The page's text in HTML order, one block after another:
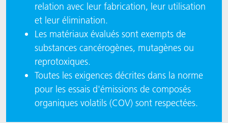
relation avec leur fabrication, leur utilisation
et leur élimination.
Les matériaux évalués sont exempts de
substances cancérogènes, mutagènes ou
reprotoxiques.
Toutes les exigences décrites dans la norme
pour les essais d'émissions de composés
organiques volatils (COV) sont respectées.